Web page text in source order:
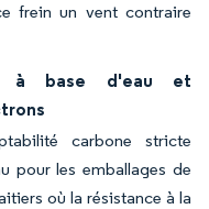
frein un vent contraire
à base d'eau et
carbone stricte
pour les emballages de
où la résistance à la